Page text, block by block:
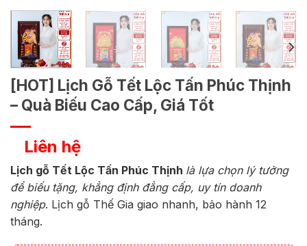
[HOT] Lịch Gỗ Tết Lộc Tấn Phúc Thịnh
– Quà Biếu Cao Cấp, Giá Tốt
Liên hệ
Lịch gỗ Tết Lộc Tấn Phúc Thịnh là lựa chọn lý tưởng
để biếu tặng, khẳng định đẳng cấp, uy tín doanh
nghiệp. Lịch gỗ Thế Gia giao nhanh, bảo hành 12
tháng.